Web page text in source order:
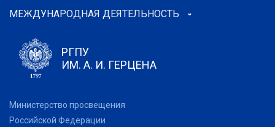
МЕЖДУНАРОДНАЯ ДЕЯТЕЛЬНОСТЬ
РГПУ
ИМ. А. И. ГЕРЦЕНА
Министерство просвещения
Российской Федерации